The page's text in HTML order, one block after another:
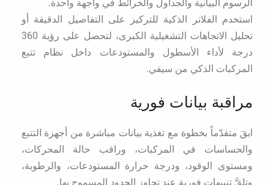
الرسوم البيانية والجداول والخرائط في واجهة واحدة.
استخدم الفلاتر الذكية للتركيز على التفاصيل الدقيقة أو
تحليل الاتجاهات التشغيلية الكبرى، لتحصل على رؤية 360
درجة لأداء الأسطول والمستودعات داخل نظام تتبع
المركبات الذكي من سيفي.
مراقبة بيانات فورية
ابقَ متقدّماً بخطوة مع تغذية بيانات مباشرة من أجهزة التتبع
والحساسات في المركبات، وراقب حالة المحركات،
ومستوى الوقود، ودرجة حرارة المستودعات، والرطوبة،
وتلقَّ تنبيهات فورية عند تجاوز الحدود المسموح بها.